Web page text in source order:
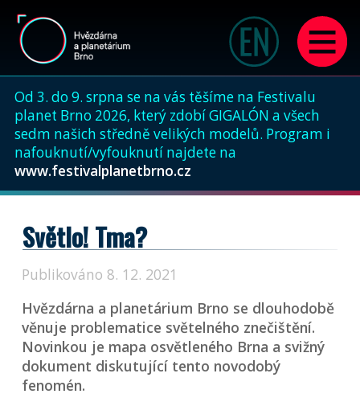
Od 3. do 9. srpna se na vás těšíme na Festivalu
planet Brno 2026, který zdobí GIGALÓN a všech
sedm našich středně velikých modelů. Program i
nafouknutí/vyfouknutí najdete na
www.festivalplanetbrno.cz
Světlo! Tma?
Publikováno 8. 12. 2021
Hvězdárna a planetárium Brno se dlouhodobě
věnuje problematice světelného znečištění.
Novinkou je mapa osvětleného Brna a svižný
dokument diskutující tento novodobý
fenomén.